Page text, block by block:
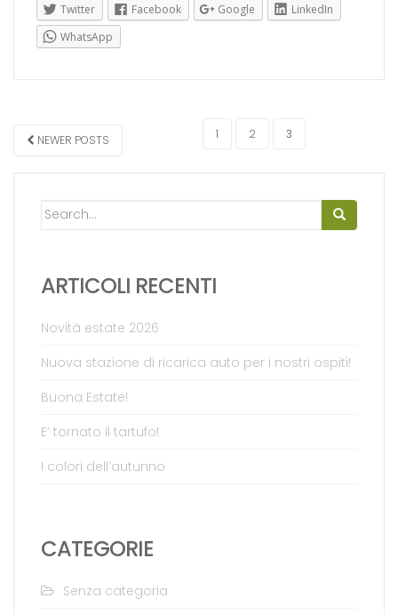
Twitter Facebook Google
LinkedIn
WhatsApp
NAVIGAZIONE ARTICOLI
NEWER POSTS 1 2 3
Search for:
ARTICOLI RECENTI
Novità estate 2026
Nuova stazione di ricarica auto per i nostri ospiti!
Buona Estate!
E’ tornato il tartufo!
I colori dell’autunno
CATEGORIE
Senza categoria